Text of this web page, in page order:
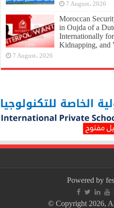
7 August، 2026
Moroccan
in Oujda of a
Internationally
Kidnapping, and
7 August، 2026
Powered by
© Copyright 2026,